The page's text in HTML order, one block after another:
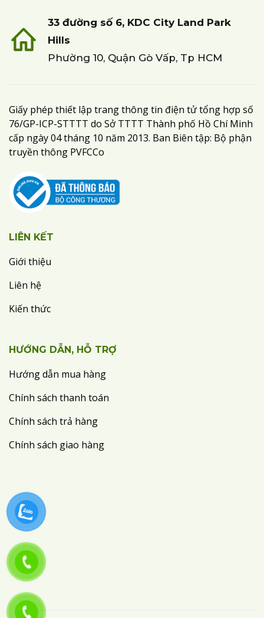
33 đường số 6, KDC City Land Park
Hills
Phường 10, Quận Gò Vấp, Tp HCM
Giấy phép thiết lập trang thông tin điện tử tổng hợp số
76/GP-ICP-STTTT do Sở TTTT Thành phố Hồ Chí Minh
cấp ngày 04 tháng 10 năm 2013. Ban Biên tập: Bộ phận
truyền thông PVFCCo
LIÊN KẾT
Giới thiệu
Liên hệ
Kiến thức
HƯỚNG DẪN, HỖ TRỢ
Hướng dẫn mua hàng
Chính sách thanh toán
Chính sách trả hàng
Chính sách giao hàng